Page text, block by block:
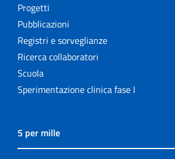
Progetti
Pubblicazioni
Registri e sorveglianze
Ricerca collaboratori
Scuola
Sperimentazione clinica fase I
5 per mille